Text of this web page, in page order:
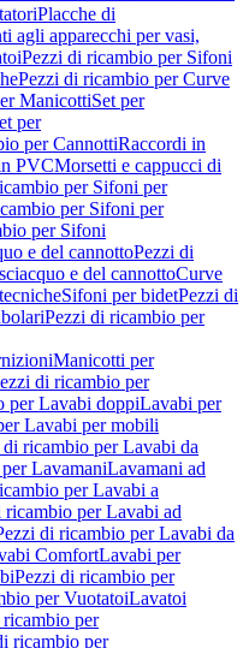
Placche di
agli apparecchi per vasi,
Pezzi di ricambio per Sifoni
Pezzi di ricambio per Curve
ManicottiSet per
per
per CannottiRaccordi in
PVCMorsetti e cappucci di
per Sifoni per
per Sifoni per
per Sifoni
e del cannottoPezzi di
e del cannottoCurve
Sifoni per bidetPezzi di
Pezzi di ricambio per
Manicotti per
di ricambio per
per Lavabi doppiLavabi per
Lavabi per mobili
di ricambio per Lavabi da
LavamaniLavamani ad
per Lavabi a
ricambio per Lavabi ad
di ricambio per Lavabi da
ComfortLavabi per
Pezzi di ricambio per
per VuotatoiLavatoi
per
ricambio per